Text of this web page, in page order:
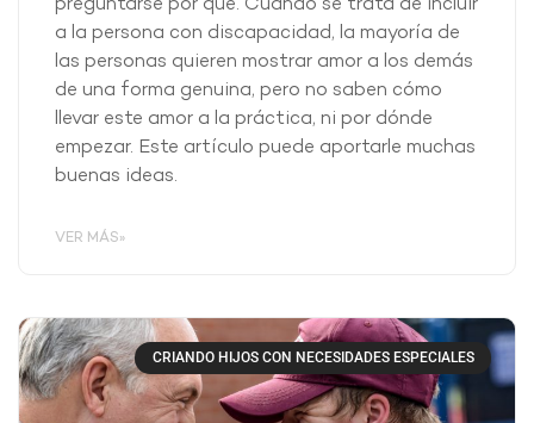
preguntarse por qué. Cuando se trata de incluir
a la persona con discapacidad, la mayoría de
las personas quieren mostrar amor a los demás
de una forma genuina, pero no saben cómo
llevar este amor a la práctica, ni por dónde
empezar. Este artículo puede aportarle muchas
buenas ideas.
VER MÁS»
CRIANDO HIJOS CON NECESIDADES ESPECIALES